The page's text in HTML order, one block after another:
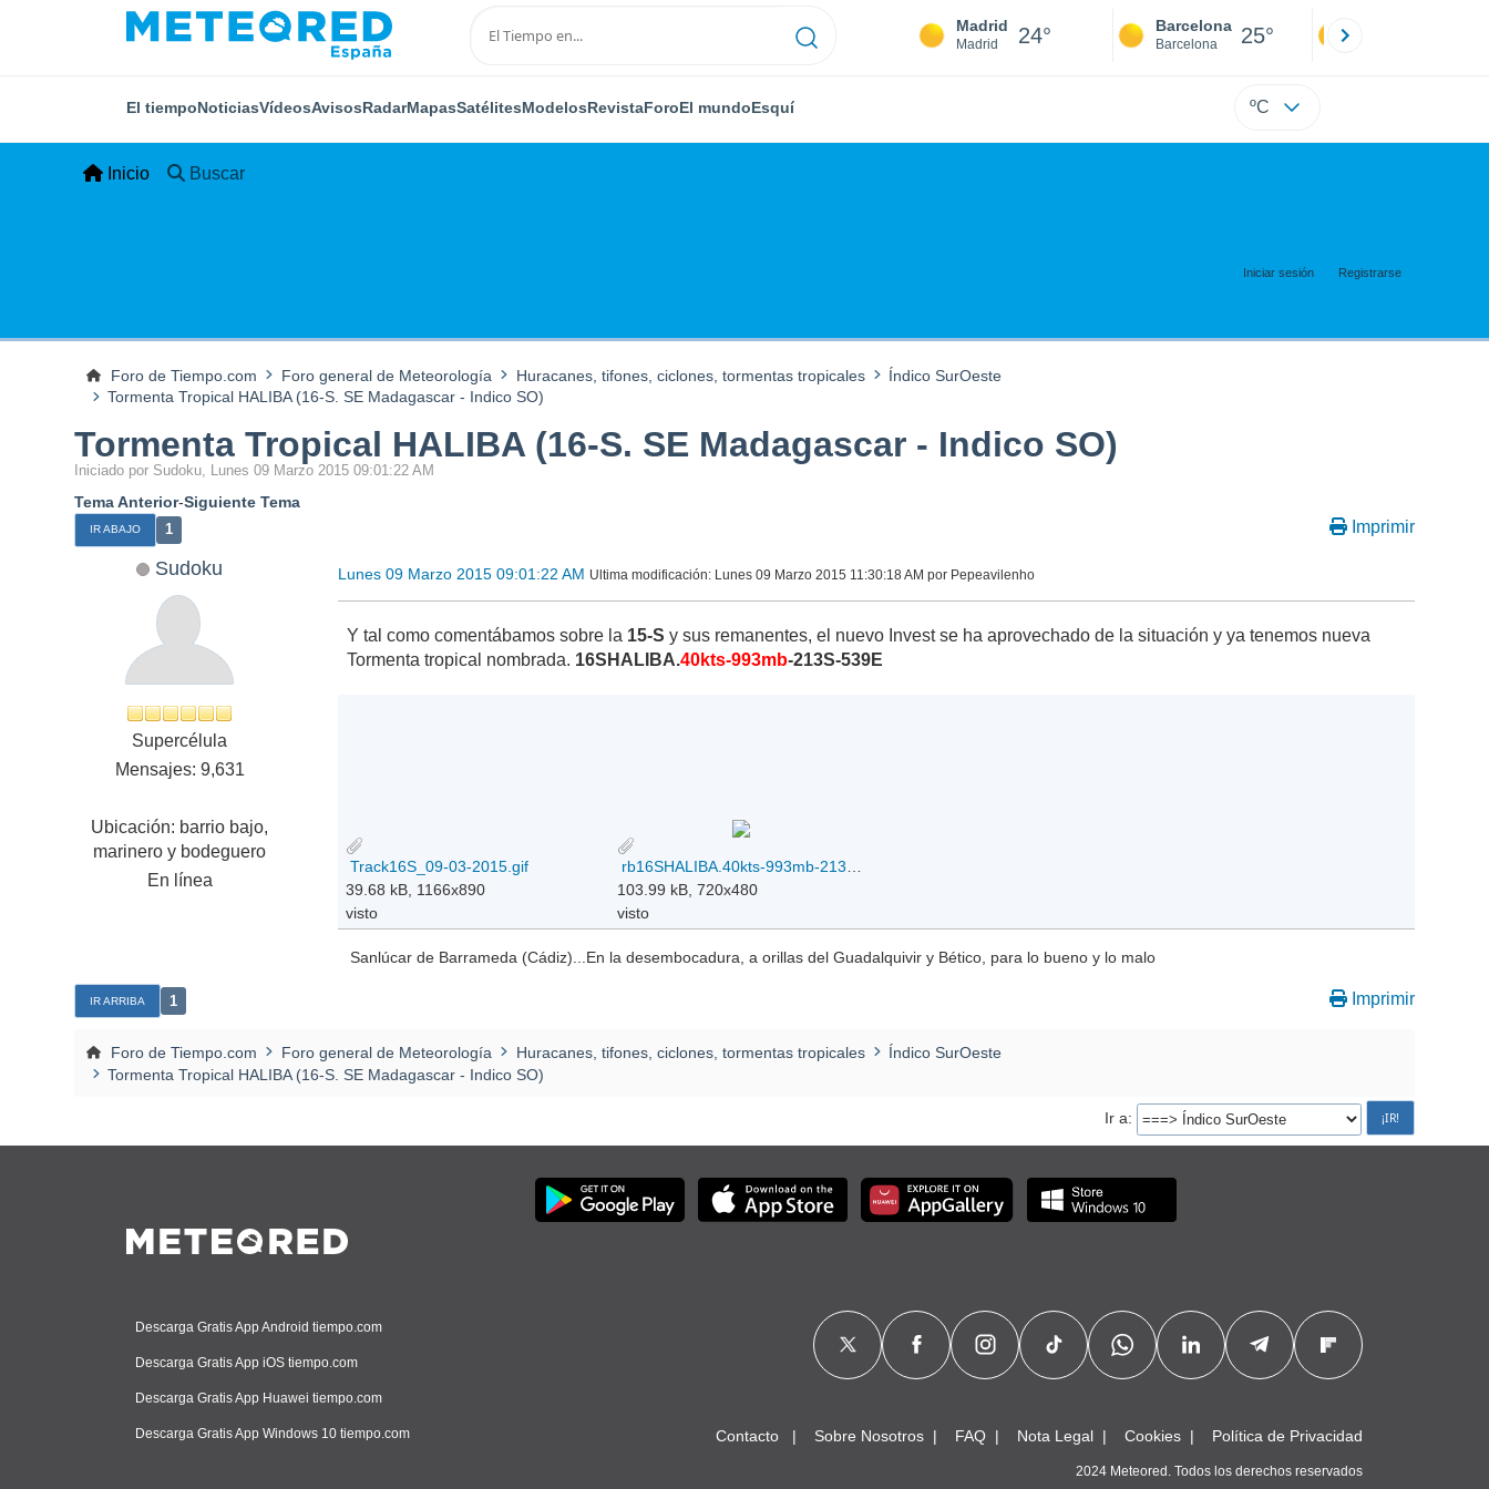
Madrid
Madrid 24° Barcelona
Barcelona 25°
El tiempoNoticiasVídeosAvisosRadarMapasSatélitesModelosRevistaForoEl mundoEsquí ºC
Inicio Buscar
Iniciar sesión Registrarse
Foro de Tiempo.com Foro general de Meteorología Huracanes, tifones, ciclones, tormentas tropicales
Índico SurOeste
Tormenta Tropical HALIBA (16-S. SE Madagascar - Indico SO)
Tormenta Tropical HALIBA (16-S. SE Madagascar - Indico SO)
Iniciado por Sudoku, Lunes 09 Marzo 2015 09:01:22 AM
Tema Anterior-Siguiente Tema
IR ABAJO 1 Imprimir
Sudoku
Supercélula
Mensajes: 9,631
Ubicación: barrio bajo,
marinero y bodeguero
En línea
Lunes 09 Marzo 2015 09:01:22 AM Ultima modificación: Lunes 09 Marzo 2015 11:30:18 AM por Pepeavilenho
Y tal como comentábamos sobre la 15-S y sus remanentes, el nuevo Invest se ha aprovechado de la situación y ya tenemos nueva
Tormenta tropical nombrada. 16SHALIBA.40kts-993mb-213S-539E
Track16S_09-03-2015.gif
39.68 kB, 1166x890
visto
103.99 kB, 720x480
visto
Sanlúcar de Barrameda (Cádiz)...En la desembocadura, a orillas del Guadalquivir y Bético, para lo bueno y lo malo
IR ARRIBA 1 Imprimir
Foro de Tiempo.com Foro general de Meteorología Huracanes, tifones, ciclones, tormentas tropicales
Índico SurOeste
Tormenta Tropical HALIBA (16-S. SE Madagascar - Indico SO)
Ir a
Descarga Gratis App Android tiempo.com
Descarga Gratis App iOS tiempo.com
Descarga Gratis App Huawei tiempo.com
Descarga Gratis App Windows 10 tiempo.com Contacto Sobre Nosotros FAQ Nota Legal Cookies Política de Privacidad
2024 Meteored. Todos los derechos reservados